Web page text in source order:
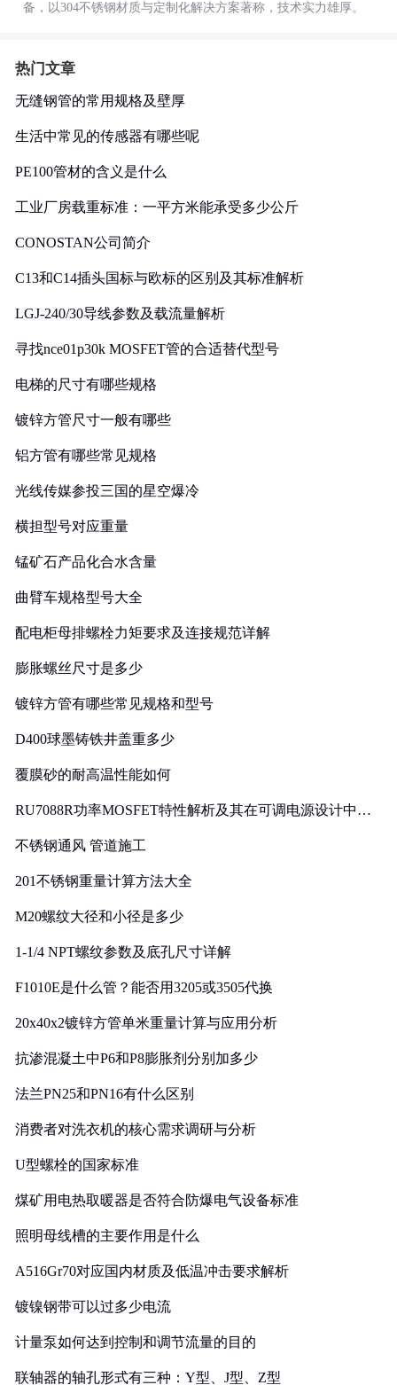
备，以304不锈钢材质与定制化解决方案著称，技术实力雄厚。
热门文章
无缝钢管的常用规格及壁厚
生活中常见的传感器有哪些呢
PE100管材的含义是什么
工业厂房载重标准：一平方米能承受多少公斤
CONOSTAN公司简介
C13和C14插头国标与欧标的区别及其标准解析
LGJ-240/30导线参数及载流量解析
寻找nce01p30k MOSFET管的合适替代型号
电梯的尺寸有哪些规格
镀锌方管尺寸一般有哪些
铝方管有哪些常见规格
光线传媒参投三国的星空爆冷
横担型号对应重量
锰矿石产品化合水含量
曲臂车规格型号大全
配电柜母排螺栓力矩要求及连接规范详解
膨胀螺丝尺寸是多少
镀锌方管有哪些常见规格和型号
D400球墨铸铁井盖重多少
覆膜砂的耐高温性能如何
RU7088R功率MOSFET特性解析及其在可调电源设计中的
不锈钢通风 管道施工
201不锈钢重量计算方法大全
M20螺纹大径和小径是多少
1-1/4 NPT螺纹参数及底孔尺寸详解
F1010E是什么管？能否用3205或3505代换
20x40x2镀锌方管单米重量计算与应用分析
抗渗混凝土中P6和P8膨胀剂分别加多少
法兰PN25和PN16有什么区别
消费者对洗衣机的核心需求调研与分析
U型螺栓的国家标准
煤矿用电热取暖器是否符合防爆电气设备标准
照明母线槽的主要作用是什么
A516Gr70对应国内材质及低温冲击要求解析
镀镍钢带可以过多少电流
计量泵如何达到控制和调节流量的目的
联轴器的轴孔形式有三种：Y型、J型、Z型